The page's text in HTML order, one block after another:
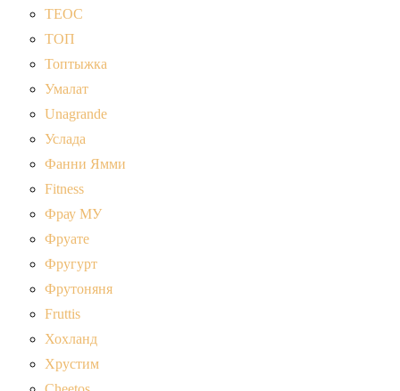
ТЕОС
ТОП
Топтыжка
Умалат
Unagrande
Услада
Фанни Ямми
Fitness
Фрау МУ
Фруате
Фругурт
Фрутоняня
Fruttis
Хохланд
Хрустим